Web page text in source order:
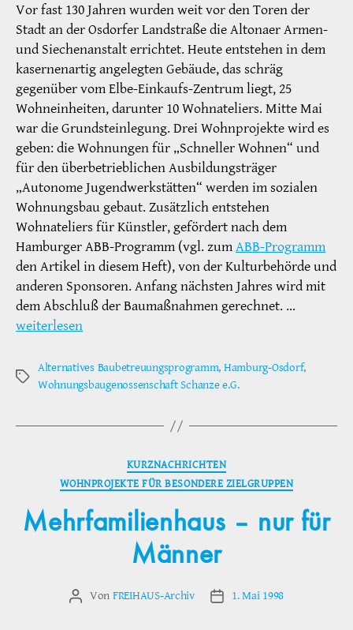
Vor fast 130 Jahren wurden weit vor den Toren der
Stadt an der Osdorfer Landstraße die Altonaer Armen-
und Siechenanstalt errichtet. Heute entstehen in dem
kasernenartig angelegten Gebäude, das schräg
gegenüber vom Elbe-Einkaufs-Zentrum liegt, 25
Wohneinheiten, darunter 10 Wohnateliers. Mitte Mai
war die Grundsteinlegung. Drei Wohnprojekte wird es
geben: die Wohnungen für „Schneller Wohnen“ und
für den überbetrieblichen Ausbildungsträger
„Autonome Jugendwerkstätten“ werden im sozialen
Wohnungsbau gebaut. Zusätzlich entstehen
Wohnateliers für Künstler, gefördert nach dem
Hamburger ABB-Programm (vgl. zumABB-Programm
den Artikel in diesem Heft), von der Kulturbehörde und
anderen Sponsoren. Anfang nächsten Jahres wird mit
dem Abschluß der Baumaßnahmen gerechnet. …
weiterlesen
Schlagwörter
Alternatives Baubetreuungsprogramm, Hamburg-Osdorf,
Wohnungsbaugenossenschaft Schanze e.G.
Kategorien
KURZNACHRICHTEN
WOHNPROJEKTE FÜR BESONDERE ZIELGRUPPEN
Mehrfamilienhaus – nur für
Männer
Beitragsautor
Von FREIHAUS-Archiv Veröffentlichungsdatum
1. Mai 1998